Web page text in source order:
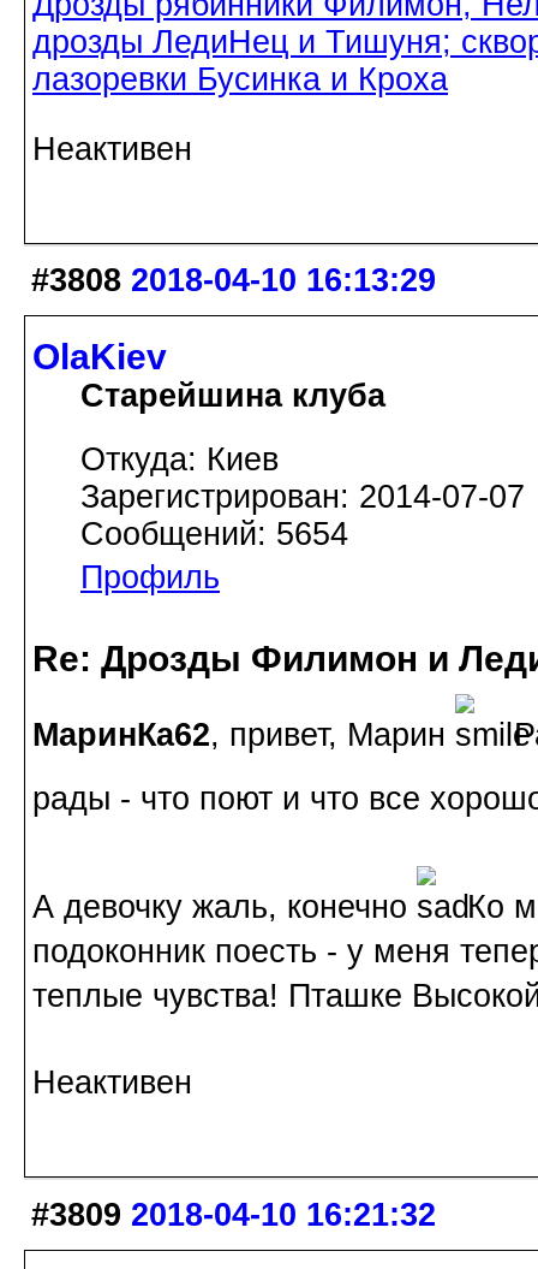
дрозды ЛедиНец и Тишуня;
лазоревки Бусинка и Кроха
Неактивен
#3808 2018-04-10 16:13:29
OlaKiev
Старейшина клуба
Откуда: Киев
Зарегистрирован: 2014-07-07
Сообщений: 5654
Профиль
Re: Дрозды Филимон и
МаринКа62, привет, Марин
рады - что поют и что все
А девочку жаль, конечно
Ко
подоконник поесть - у меня
теплые чувства! Пташке
Неактивен
#3809 2018-04-10 16:21:32